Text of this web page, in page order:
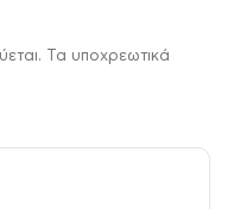
Τα υποχρεωτικά